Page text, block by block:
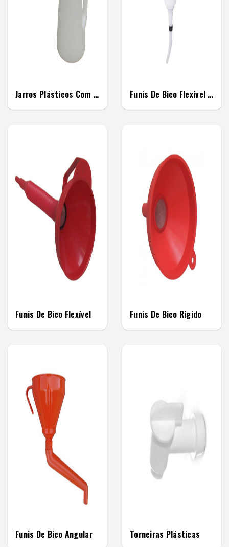
Jarros Plásticos Com Tampa Funis De Bico Flexível Com Tampa
Funis De Bico Flexível Funis De Bico Rígido
Funis De Bico Angular Torneiras Plásticas